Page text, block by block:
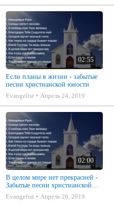
02:55
Если планы в жизни - забытые
песни христианской юности
Evangelist
Апрель 24, 2019
02:00
В целом мире нет прекрасней -
Забытые песни христианской
юности
Evangelist Апрель 26, 2019